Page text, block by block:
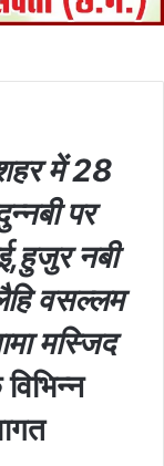
में 28
पर
नबी
वसल्लम
मस्जिद